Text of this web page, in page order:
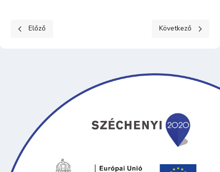
Előző cikk: Helyi Választási Bizottság határozata - 1/2025. (X.
Előző Következő cikk:
Következő